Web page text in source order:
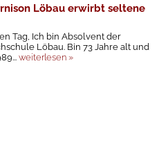
Löbau erwirbt seltene
Tag, Ich bin Absolvent der
Löbau. Bin 73 Jahre alt und
weiterlesen »